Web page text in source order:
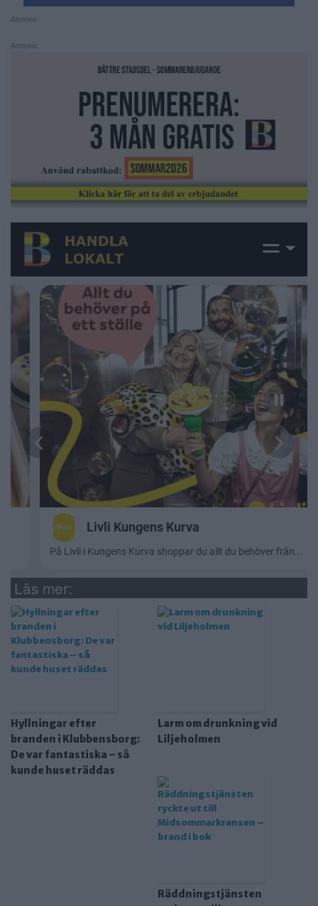
Annons:
Annons:
Läs mer:
Hyllningar efter
branden i Klubbensborg:
De var fantastiska – så
kunde huset räddas
Larm om drunkning vid
Liljeholmen
Räddningstjänsten